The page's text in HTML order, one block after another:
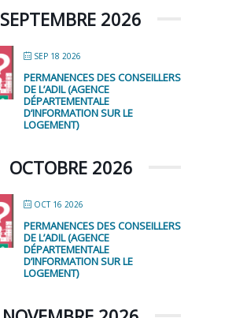
SEPTEMBRE 2026
SEP 18 2026
PERMANENCES DES CONSEILLERS
DE L’ADIL (AGENCE
DÉPARTEMENTALE
D’INFORMATION SUR LE
LOGEMENT)
OCTOBRE 2026
OCT 16 2026
PERMANENCES DES CONSEILLERS
DE L’ADIL (AGENCE
DÉPARTEMENTALE
D’INFORMATION SUR LE
LOGEMENT)